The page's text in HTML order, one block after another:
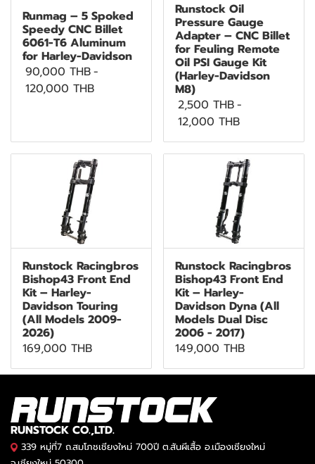
Runmag – 5 Spoked
Speedy CNC Billet
6061-T6 Aluminum
for Harley-Davidson
90,000 THB-
120,000 THB
Runstock Oil
Pressure Gauge
Adapter – CNC Billet
for Feuling Remote
Oil PSI Gauge Kit
(Harley-Davidson
M8)
2,500 THB-
12,000 THB
Runstock Racingbros
Bishop43 Front End
Kit – Harley-
Davidson Touring
(All Models 2009-
2026)
169,000 THB
Runstock Racingbros
Bishop43 Front End
Kit – Harley-
Davidson Dyna (All
Models Dual Disc
2006 - 2017)
149,000 THB
RUNSTOCK CO.,LTD.
339 หมู่ที่7 ถ.สมโภชเชียงใหม่ 700ปี ต.สันผีเสื้อ อ.เมืองเชียงใหม่